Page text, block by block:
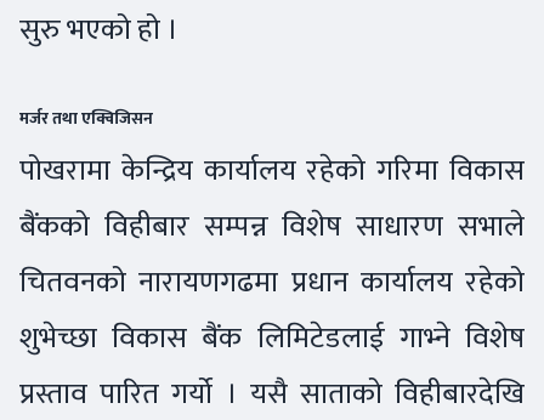
सुरु भएको हो ।
मर्जर तथा एक्विजिसन
पोखरामा केन्द्रिय कार्यालय रहेको गरिमा विकास
बैंकको विहीबार सम्पन्न विशेष साधारण सभाले
चितवनको नारायणगढमा प्रधान कार्यालय रहेको
शुभेच्छा विकास बैंक लिमिटेडलाई गाभ्ने विशेष
प्रस्ताव पारित गर्यो । यसै साताको विहीबारदेखि